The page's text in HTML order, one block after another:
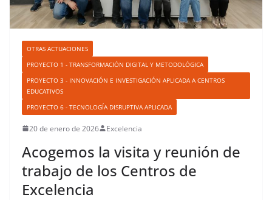
OTRAS ACTUACIONES
PROYECTO 1 - TRANSFORMACIÓN DIGITAL Y METODOLÓGICA
PROYECTO 3 - INNOVACIÓN E INVESTIGACIÓN APLICADA A CENTROS
EDUCATIVOS
PROYECTO 6 - TECNOLOGÍA DISRUPTIVA APLICADA
20 de enero de 2026 Excelencia
Acogemos la visita y reunión de
trabajo de los Centros de
Excelencia